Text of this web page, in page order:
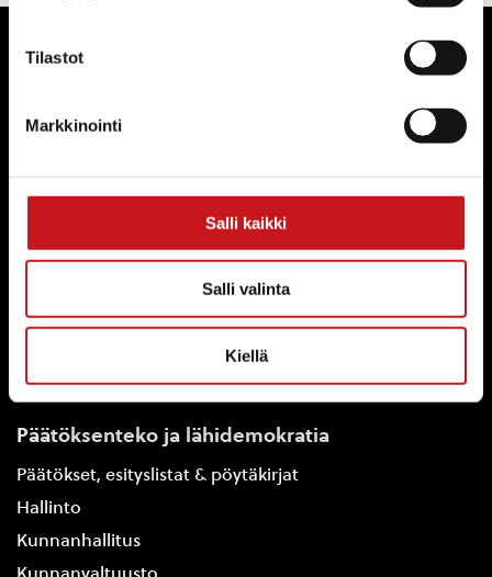
Tilastot
Markkinointi
Salli kaikki
Salli valinta
Kiellä
Rautalammin kunta
Kuntainfo
Asiakirjajulkisuuskuvaus
Evästeet
Tietosuoja
Tietopyyntö
Päätöksenteko ja lähidemokratia
Päätökset, esityslistat & pöytäkirjat
Hallinto
Kunnanhallitus